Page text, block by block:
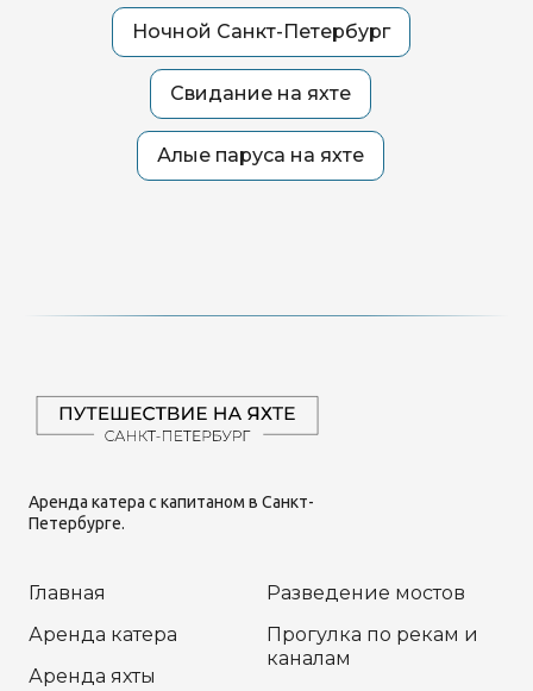
Ночной Санкт-Петербург
Свидание на яхте
Алые паруса на яхте
Аренда катера с капитаном в Санкт-
Петербурге.
Главная
Аренда катера
Аренда яхты
Разведение мостов
Прогулка по рекам и
каналам